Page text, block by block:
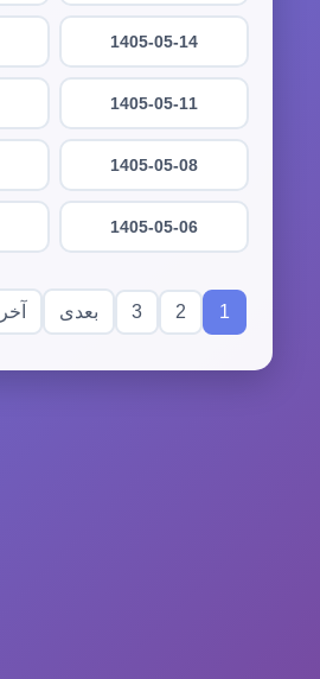
1405-05-14
1405-05-11
1405-05-08
1405-05-06
1
2
3 بعدی آخر